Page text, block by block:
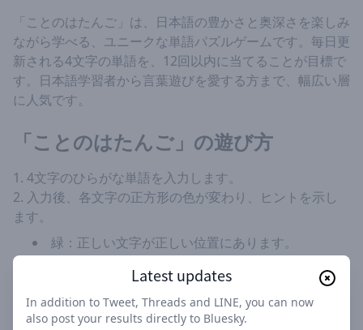
「ことのはたんご」は、日本語の豊かさと奥深さを楽しみ
ながら学べる、ユニークな単語パズルゲームです。毎日更
新される4文字の単語を、12回以内に当てることが目標で
す。日本語学習者から言葉遊びを愛する方まで、幅広い層
に人気です。
「ことのはたんご」の遊び方
4文字のひらがな単語を入力します。
入力後、各文字の正方形の色が変わり、ヒントを示し
ます。
緑：正しい文字が正しい位置にあります。
黄：文字は単語に含まれていますが、位置が違いま
グレー：その文字は単語に含まれていません。
これらのヒントを基に、正解の単語を推測していきま
Latest updates
In addition to Tweet, Threads and LINE, you can now
also post your results directly to Bluesky.